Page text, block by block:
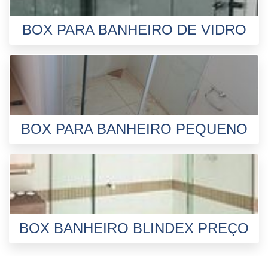
BOX PARA BANHEIRO DE VIDRO
BOX PARA BANHEIRO PEQUENO
BOX BANHEIRO BLINDEX PREÇO